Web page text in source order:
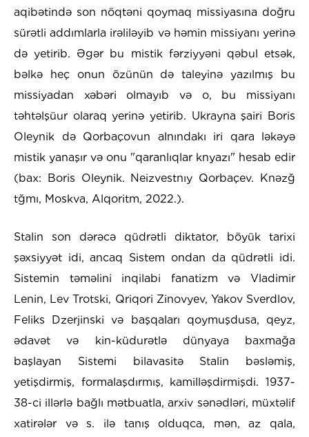
aqibətində son nöqtəni qoymaq missiyasına doğru
sürətli addımlarla irəliləyib və həmin missiyanı yerinə
də yetirib. Əgər bu mistik fərziyyəni qəbul etsək,
bəlkə heç onun özünün də taleyinə yazılmış bu
missiyadan xəbəri olmayıb və o, bu missiyanı
təhtəlşüur olaraq yerinə yetirib. Ukrayna şairi Boris
Oleynik də Qorbaçovun alnındakı iri qara ləkəyə
mistik yanaşır və onu "qaranlıqlar knyazı" hesab edir
(bax: Boris Oleynik. Neizvestnıy Qorbaçev. Knəzğ
tğmı, Moskva, Alqoritm, 2022.).
Stalin son dərəcə qüdrətli diktator, böyük tarixi
şəxsiyyət idi, ancaq Sistem ondan da qüdrətli idi.
Sistemin təməlini inqilabi fanatizm və Vladimir
Lenin, Lev Trotski, Qriqori Zinovyev, Yakov Sverdlov,
Feliks Dzerjinski və başqaları qoymuşdusa, qeyz,
ədavət və kin-küdurətlə dünyaya baxmağa
başlayan Sistemi bilavasitə Stalin bəsləmiş,
yetişdirmiş, formalaşdırmış, kamilləşdirmişdi. 1937-
38-ci illərlə bağlı mətbuatla, arxiv sənədləri, müxtəlif
xatirələr və s. ilə tanış olduqca, mən, az qala,